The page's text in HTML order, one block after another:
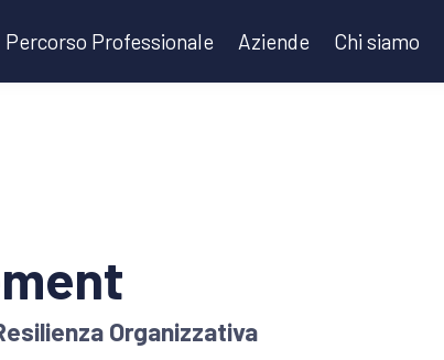
Percorso Professionale Aziende Chi siamo
Organizzativa